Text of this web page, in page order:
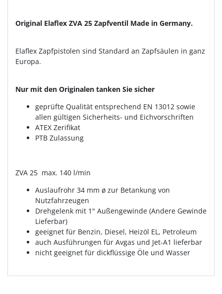
Original Elaflex ZVA 25 Zapfventil Made in Germany.
Elaflex Zapfpistolen sind Standard an Zapfsäulen in ganz
Europa.
Nur mit den Originalen tanken Sie sicher
geprüfte Qualität entsprechend EN 13012 sowie
allen gültigen Sicherheits- und Eichvorschriften
ATEX Zerifikat
PTB Zulassung
ZVA 25 max. 140 l/min
Auslaufrohr 34 mm ø zur Betankung von
Nutzfahrzeugen
Drehgelenk mit 1" Außengewinde (Andere Gewinde
Lieferbar)
geeignet für Benzin, Diesel, Heizöl EL, Petroleum
auch Ausführungen für Avgas und Jet-A1 lieferbar
nicht geeignet für dickflüssige Öle und Wasser